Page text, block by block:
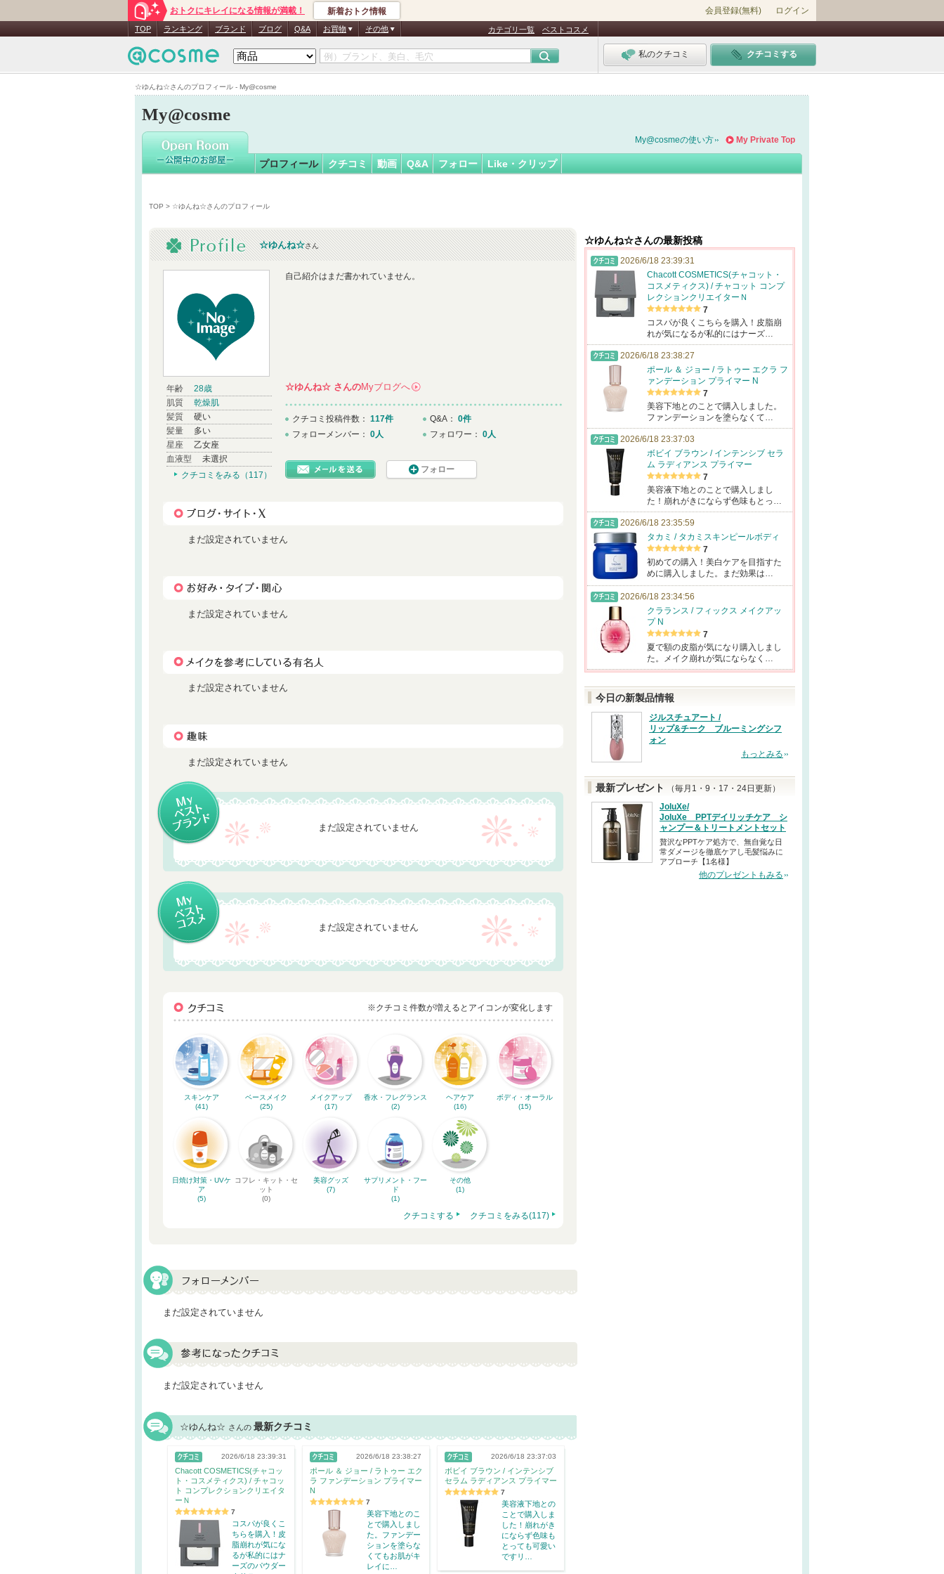
☆ゆんね☆さんのプロフィール - My@cosme
おトクにキレイになる情報が満載！ 新着おトク情報 会員登録(無料) ログイン
TOP ランキング ブランド ブログ Q&A お買物 その他 カテゴリ一覧 ベストコスメ
私のクチコミ クチコミする
My@cosme
☆ゆんね☆さん
My Private Top
My@cosmeの使い方
プロフィール クチコミ 動画 Q&A フォロー Like・クリップ
TOP > ☆ゆんね☆さんのプロフィール
☆ゆんね☆さん
年齢
28歳
肌質
乾燥肌
髪質
硬い
髪量
多い
星座
乙女座
血液型
未選択
クチコミをみる（117）
自己紹介はまだ書かれていません。
☆ゆんね☆ さんのMyブログへ
クチコミ投稿件数： 117件
フォローメンバー： 0人
Q&A： 0件
フォロワー： 0人
フォロー
まだ設定されていません
まだ設定されていません
まだ設定されていません
まだ設定されていません
まだ設定されていません
まだ設定されていません
※クチコミ件数が増えるとアイコンが変化します
スキンケア
(41)
ベースメイク
(25)
メイクアップ
(17)
香水・フレグランス
(2)
ヘアケア
(16)
ボディ・オーラル
(15)
日焼け対策・UVケ
ア
(5)
コフレ・キット・セ
ット
(0)
美容グッズ
(7)
サプリメント・フー
ド
(1)
その他
(1)
クチコミする クチコミをみる(117)
まだ設定されていません
まだ設定されていません
☆ゆんね☆ さんの 最新クチコミ
2026/6/18 23:39:31
Chacott COSMETICS(チャコッ
ト・コスメティクス) / チャコッ
ト コンプレクションクリエイタ
ーＮ
7
コスパが良くこ
ちらを購入！皮
脂崩れが気にな
るが私的にはナ
ーズのパウダー
2026/6/18 23:38:27
ポール ＆ ジョー / ラトゥー エク
ラ ファンデーション プライマー
N
7
美容下地とのこ
とで購入しまし
た。ファンデー
ションを塗らな
くてもお肌がキ
レイに…
2026/6/18 23:37:03
ボビイ ブラウン / インテンシブ
セラム ラディアンス プライマー
7
美容液下地との
ことで購入しま
した！崩れがき
にならず色味も
とっても可愛い
ですリ…
☆ゆんね☆さんの最新投稿
2026/6/18 23:39:31
Chacott COSMETICS(チャコット・
コスメティクス) / チャコット コンプ
レクションクリエイターＮ
7
コスパが良くこちらを購入！皮脂崩
れが気になるが私的にはナーズ…
2026/6/18 23:38:27
ポール ＆ ジョー / ラトゥー エクラ フ
ァンデーション プライマー N
7
美容下地とのことで購入しました。
ファンデーションを塗らなくて…
2026/6/18 23:37:03
ボビイ ブラウン / インテンシブ セラ
ム ラディアンス プライマー
7
美容液下地とのことで購入しまし
た！崩れがきにならず色味もとっ…
2026/6/18 23:35:59
タカミ / タカミスキンピールボディ
7
初めての購入！美白ケアを目指すた
めに購入しました。まだ効果は…
2026/6/18 23:34:56
クラランス / フィックス メイクアッ
プ N
7
夏で額の皮脂が気になり購入しまし
た。メイク崩れが気にならなく…
今日の新製品情報
ジルスチュアート /
リップ&チーク ブルーミングシフ
ォン
もっとみる
最新プレゼント
（毎月1・9・17・24日更新）
JoluXe/
JoluXe PPTデイリッチケア シ
ャンプー＆トリートメントセット
贅沢なPPTケア処方で、無自覚な日
常ダメージを徹底ケアし毛髪悩みに
アプローチ【1名様】
他のプレゼントもみる